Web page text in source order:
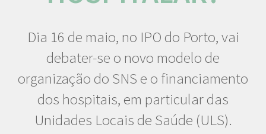
Dia 16 de maio, no IPO do Porto, vai
debater-se o novo modelo de
organização do SNS e o financiamento
dos hospitais, em particular das
Unidades Locais de Saúde (ULS).